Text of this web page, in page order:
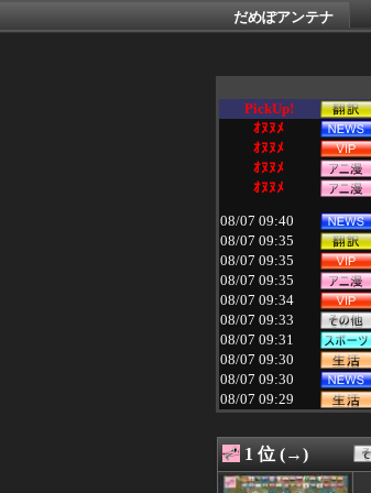
だめぽアンテナ
PickUp!
ｵﾇﾇﾒ
ｵﾇﾇﾒ
ｵﾇﾇﾒ
ｵﾇﾇﾒ
08/07 09:40
08/07 09:35
08/07 09:35
08/07 09:35
08/07 09:34
08/07 09:33
08/07 09:31
08/07 09:30
08/07 09:30
08/07 09:29
08/07 09:29
08/07 09:27
08/07 09:26
1 位 (→)